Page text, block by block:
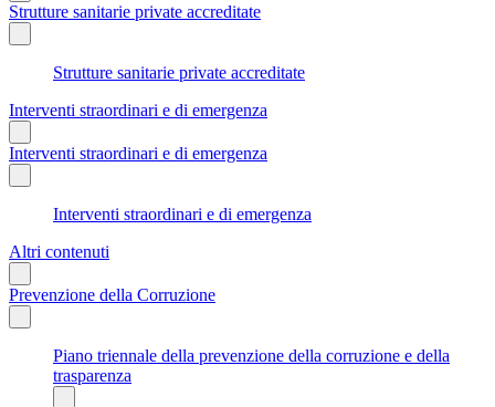
Strutture sanitarie private accreditate
Strutture sanitarie private accreditate
Interventi straordinari e di emergenza
Interventi straordinari e di emergenza
Interventi straordinari e di emergenza
Altri contenuti
Prevenzione della Corruzione
Piano triennale della prevenzione della corruzione e della
trasparenza